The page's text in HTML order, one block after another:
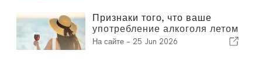
Признаки того, что ваше
употребление алкоголя летом
вышло из-под контроля
На сайте - 25 Jun 2026